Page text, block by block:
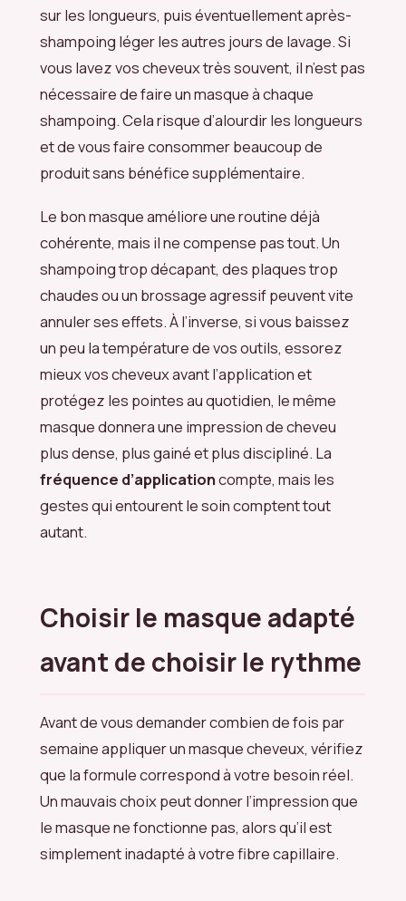
sur les longueurs, puis éventuellement après-
shampoing léger les autres jours de lavage. Si
vous lavez vos cheveux très souvent, il n’est pas
nécessaire de faire un masque à chaque
shampoing. Cela risque d’alourdir les longueurs
et de vous faire consommer beaucoup de
produit sans bénéfice supplémentaire.
Le bon masque améliore une routine déjà
cohérente, mais il ne compense pas tout. Un
shampoing trop décapant, des plaques trop
chaudes ou un brossage agressif peuvent vite
annuler ses effets. À l’inverse, si vous baissez
un peu la température de vos outils, essorez
mieux vos cheveux avant l’application et
protégez les pointes au quotidien, le même
masque donnera une impression de cheveu
plus dense, plus gainé et plus discipliné. La
fréquence d’applicationcompte, mais les
gestes qui entourent le soin comptent tout
autant.
Choisir le masque adapté
avant de choisir le rythme
Avant de vous demander combien de fois par
semaine appliquer un masque cheveux, vérifiez
que la formule correspond à votre besoin réel.
Un mauvais choix peut donner l’impression que
le masque ne fonctionne pas, alors qu’il est
simplement inadapté à votre fibre capillaire.